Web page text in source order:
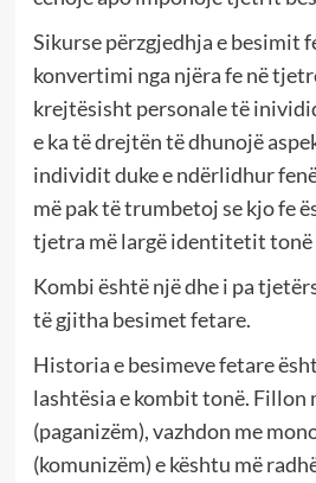
Sikurse përzgjedhja e besimit
konvertimi nga njëra fe në
krejtësisht personale të
e ka të drejtën të dhunojë
individit duke e ndërlidhur
më pak të trumbetoj se kjo fe
tjetra më largë identitetit tonë
Kombi është një dhe i pa
të gjitha besimet fetare.
Historia e besimeve fetare
lashtësia e kombit tonë. Fillon
(paganizëm), vazhdon me
(komunizëm) e kështu më